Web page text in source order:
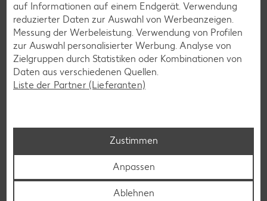
Laktosefreie Rezepte
auf Informationen auf einem Endgerät. Verwendung
reduzierter Daten zur Auswahl von Werbeanzeigen.
Messung der Werbeleistung. Verwendung von Profilen
zur Auswahl personalisierter Werbung. Analyse von
Zielgruppen durch Statistiken oder Kombinationen von
Daten aus verschiedenen Quellen.
Liste der Partner (Lieferanten)
Zustimmen
Anpassen
Ablehnen